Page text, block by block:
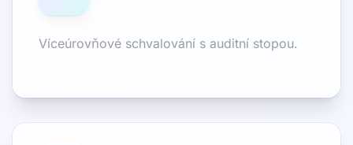
Víceúrovňové schvalování s auditní stopou.